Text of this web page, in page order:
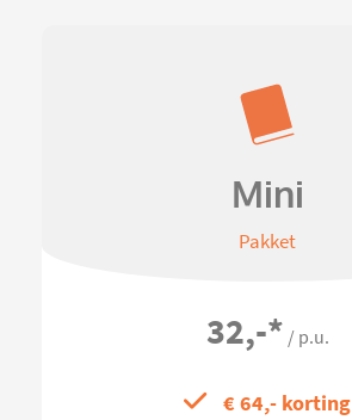
Mini
Pakket
32,-* / p.u.
€ 64,- korting